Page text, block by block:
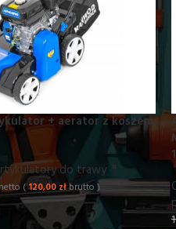
+ aerator z koszem
do trawy
(120,00złbrutto )